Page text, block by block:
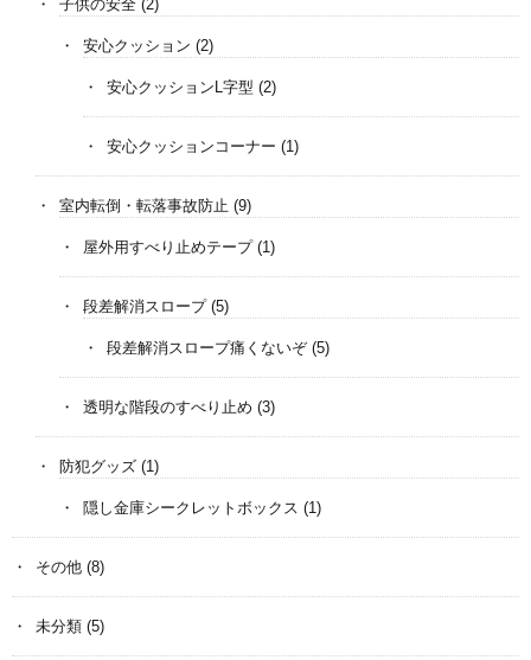
子供の安全 (2)
安心クッション (2)
安心クッションL字型 (2)
安心クッションコーナー (1)
室内転倒・転落事故防止 (9)
屋外用すべり止めテープ(1)
段差解消スロープ(5)
段差解消スロープ痛くないぞ(5)
透明な階段のすべり止め (3)
防犯グッズ (1)
隠し金庫シークレットボックス (1)
その他 (8)
未分類 (5)